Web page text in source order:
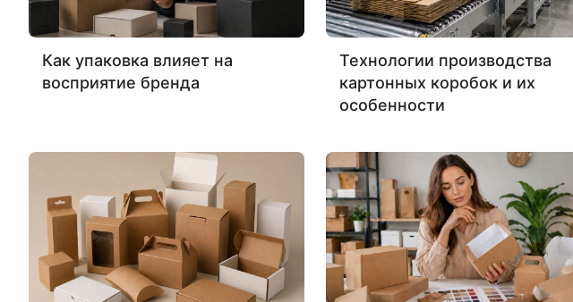
Как упаковка влияет на
восприятие бренда
Технологии производства
картонных коробок и их
особенности